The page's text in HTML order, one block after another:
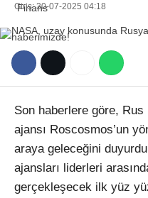
Giriş: 30-07-2025 04:18
Son haberlere göre, Rus
ajansı Roscosmos’un
araya geleceğini
ajansları liderleri
gerçekleşecek ilk yüz